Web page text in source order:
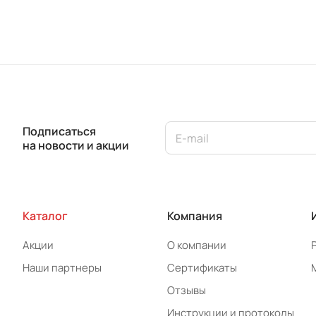
Подписаться
на новости и акции
Каталог
Акции
Наши партнеры
Компания
О компании
Сертификаты
Отзывы
Инструкции и протоколы